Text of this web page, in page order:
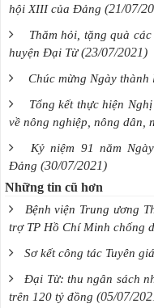
hội XIII của Đảng (21/07/
Thăm hỏi, tặng quà
huyện Đại Từ (23/07/2021)
Chúc mừng Ngày thành
Tổng kết thực hiện
về nông nghiệp, nông dân,
Kỷ niệm 91 năm
Đảng (30/07/2021)
Những tin cũ hơn
Bệnh viện Trung ương
trợ TP Hồ Chí Minh chống
Sơ kết công tác Tuyên
Đại Từ: thu ngân sách
trên 120 tỷ đồng (05/07/